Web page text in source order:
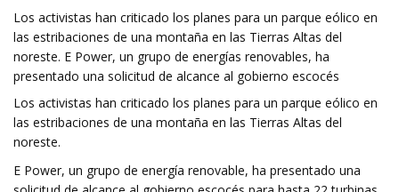
Los activistas han criticado los planes para un parque eólico en
las estribaciones de una montaña en las Tierras Altas del
noreste. E Power, un grupo de energías renovables, ha
presentado una solicitud de alcance al gobierno escocés
Los activistas han criticado los planes para un parque eólico en
las estribaciones de una montaña en las Tierras Altas del
noreste.
E Power, un grupo de energía renovable, ha presentado una